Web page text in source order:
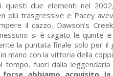
due elementi nel
più trasgressive e Pacey
il cazzo, Dawson’s
si è cagato le quinte
la puntata finale solo per il
mano con la vittoria della
fuori dalla
forse abbiamo acquisito